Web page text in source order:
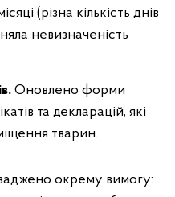
(різна кількість днів
невизначеність
Оновлено форми
та декларацій, які
тварин.
окрему вимогу: